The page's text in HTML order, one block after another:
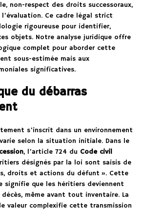
non-respect des droits successoraux,
Ce cadre légal strict
rigoureuse pour identifier,
objets. Notre analyse juridique offre
complet pour aborder cette
sous-estimée mais aux
significatives.
du débarras
s’inscrit dans un environnement
selon la situation initiale. Dans le
, l’article 724 du Code civil
désignés par la loi sont saisis de
droits et actions du défunt ». Cette
signifie que les héritiers deviennent
même avant tout inventaire. La
valeur complexifie cette transmission